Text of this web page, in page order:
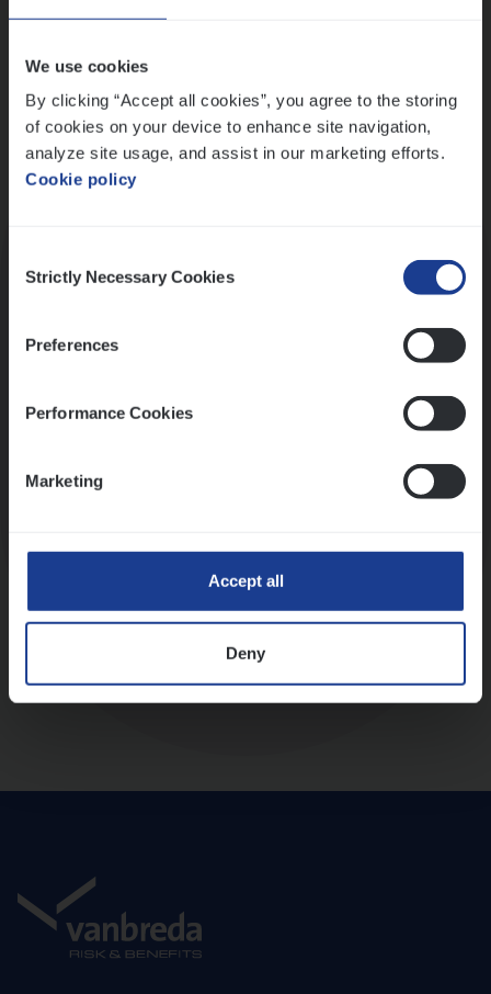
We use cookies
By clicking “Accept all cookies”, you agree to the storing
of cookies on your device to enhance site navigation,
analyze site usage, and assist in our marketing efforts.
Cookie policy
Selection
Strictly Necessary Cookies
Preferences
Performance Cookies
Marketing
Accept all
Deny